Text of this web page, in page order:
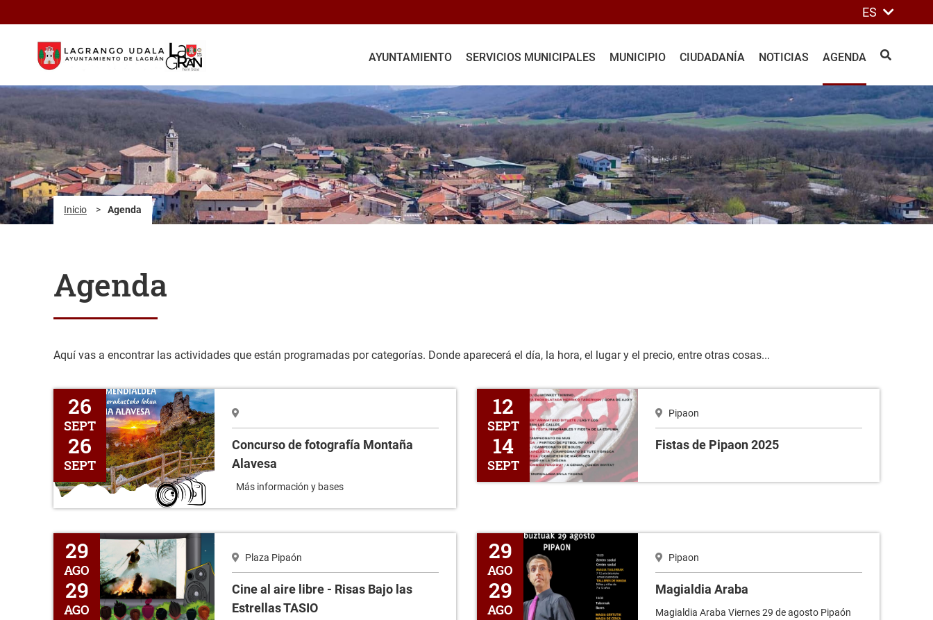
ES
AYUNTAMIENTO SERVICIOS MUNICIPALES MUNICIPIO CIUDADANÍA NOTICIAS AGENDA BUSCAR
Inicio > Agenda
Agenda
Aquí vas a encontrar las actividades que están programadas por categorías. Donde aparecerá el día, la hora, el lugar y el precio, entre otras cosas...
Concurso de fotografía Montaña Alavesa
26
SEPT
26
SEPT
Concurso de fotografía Montaña
Alavesa
Más información y bases
Fistas de Pipaon 2025
12
SEPT
14
SEPT
Pipaon
Fistas de Pipaon 2025
Cine al aire libre - Risas Bajo las Estrellas TASIO
29
AGO
29
AGO
Plaza Pipaón
Cine al aire libre - Risas Bajo las
Estrellas TASIO
Magialdia Araba
29
AGO
29
AGO
Pipaon
Magialdia Araba
Magialdia Araba Viernes 29 de agosto Pipaón